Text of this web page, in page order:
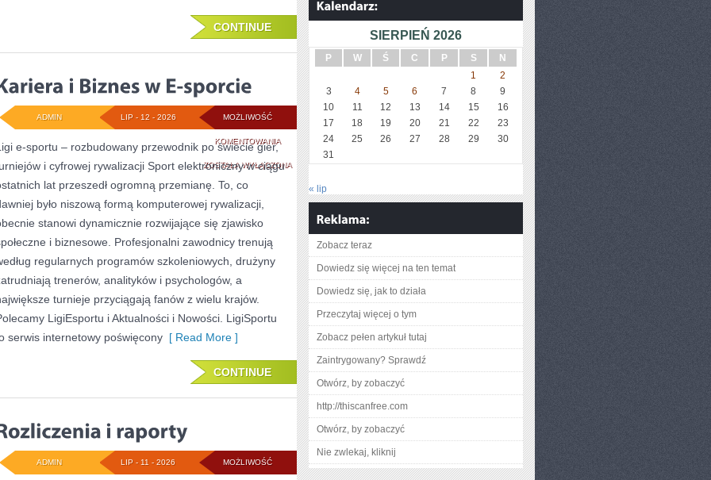
CONTINUE
MOŻLIWOŚĆ
KOMENTOWANIAKARIERA
I
BIZNES
SPORCIE
ZOSTAŁA WYŁĄCZONA
LIP - 12 - 2026
ADMIN
e-sportu – rozbudowany przewodnik po świecie gier,
i cyfrowej rywalizacji Sport elektroniczny w ciągu
lat przeszedł ogromną przemianę. To, co
było niszową formą komputerowej rywalizacji,
stanowi dynamicznie rozwijające się zjawisko
i biznesowe. Profesjonalni zawodnicy trenują
regularnych programów szkoleniowych, drużyny
trenerów, analityków i psychologów, a
turnieje przyciągają fanów z wielu krajów.
LigiEsportu i Aktualności i Nowości. LigiSportu
serwis internetowy poświęcony [ Read More ]
CONTINUE
MOŻLIWOŚĆ
LIP - 11 - 2026
ADMIN
SIERPIEŃ 2026
P W Ś C P S
N
1
2
3
4 5 6 7 8
9
10
11 12 13 14 15
16
17
18 19 20 21 22
23
24
25 26 27 28 29
30
31
« lip
Zobacz teraz
Dowiedz się więcej na ten temat
Dowiedz się, jak to działa
Przeczytaj więcej o tym
Zobacz pełen artykuł tutaj
Zaintrygowany? Sprawdź
Otwórz, by zobaczyć
http://thiscanfree.com
Otwórz, by zobaczyć
Nie zwlekaj, kliknij